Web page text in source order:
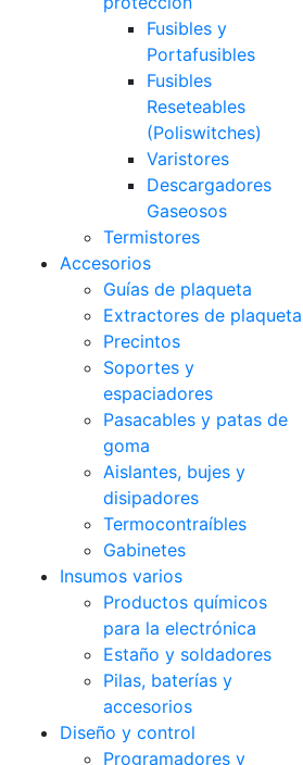
Fusibles y
Portafusibles
Fusibles
Reseteables
(Poliswitches)
Varistores
Descargadores
Gaseosos
Termistores
Accesorios
Guías de plaqueta
Extractores de plaqueta
Precintos
Soportes y
espaciadores
Pasacables y patas de
goma
Aislantes, bujes y
disipadores
Termocontraíbles
Gabinetes
Insumos varios
Productos químicos
para la electrónica
Estaño y soldadores
Pilas, baterías y
accesorios
Diseño y control
Programadores y